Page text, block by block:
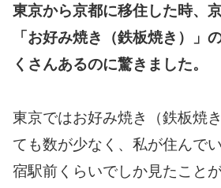
東京から京都に移住した時、
「お好み焼き（鉄板焼き）」
くさんあるのに驚きました。
東京ではお好み焼き（鉄板焼
ても数が少なく、私が住んで
宿駅前くらいでしか見たこと